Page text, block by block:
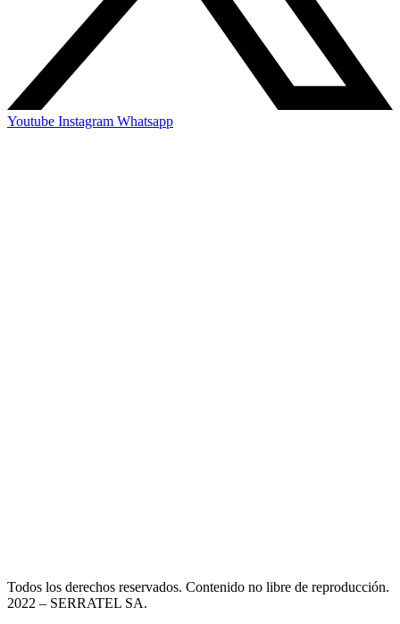
Youtube Instagram Whatsapp
Todos los derechos reservados. Contenido no libre de reproducción.
2022 – SERRATEL SA.